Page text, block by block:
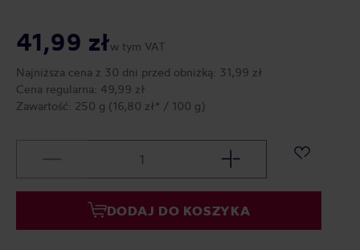
41,99 złw tym VAT
Najniższa cena z 30 dni przed obniżką: 31,99 zł
Cena regularna: 49,99 zł
Zawartość: 250 g (16,80 zł* / 100 g)
DODAJ DO KOSZYKA